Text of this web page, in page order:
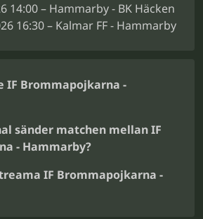
14:00 – Hammarby - BK Häcken
16:30 – Kalmar FF - Hammarby
IF Brommapojkarna -
sänder matchen mellan IF
- Hammarby?
IF Brommapojkarna -